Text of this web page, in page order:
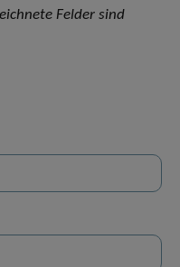
Felder sind